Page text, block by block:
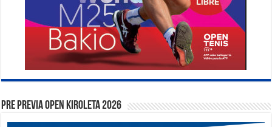
PRE PREVIA OPEN KIROLETA 2026